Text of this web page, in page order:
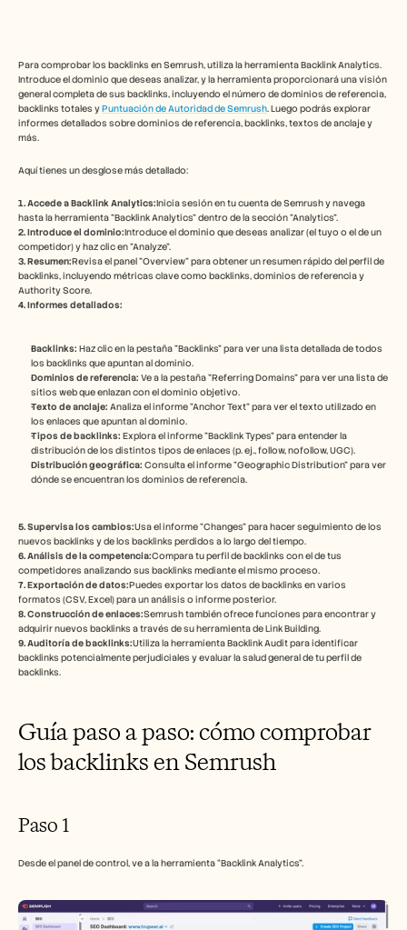
Para comprobar los backlinks en Semrush, utiliza la herramienta Backlink Analytics.
Introduce el dominio que deseas analizar, y la herramienta proporcionará una visión
general completa de sus backlinks, incluyendo el número de dominios de referencia,
backlinks totales y Puntuación de Autoridad de Semrush. Luego podrás explorar
informes detallados sobre dominios de referencia, backlinks, textos de anclaje y
más.
Aquí tienes un desglose más detallado:
1. Accede a Backlink Analytics:Inicia sesión en tu cuenta de Semrush y navega
hasta la herramienta "Backlink Analytics" dentro de la sección "Analytics".
2. Introduce el dominio:Introduce el dominio que deseas analizar (el tuyo o el de un
competidor) y haz clic en "Analyze".
3. Resumen:Revisa el panel "Overview" para obtener un resumen rápido del perfil de
backlinks, incluyendo métricas clave como backlinks, dominios de referencia y
Authority Score.
4. Informes detallados:
Backlinks: Haz clic en la pestaña "Backlinks" para ver una lista detallada de todos
los backlinks que apuntan al dominio.
Dominios de referencia: Ve a la pestaña "Referring Domains" para ver una lista de
sitios web que enlazan con el dominio objetivo.
Texto de anclaje: Analiza el informe "Anchor Text" para ver el texto utilizado en
los enlaces que apuntan al dominio.
Tipos de backlinks: Explora el informe "Backlink Types" para entender la
distribución de los distintos tipos de enlaces (p. ej., follow, nofollow, UGC).
Distribución geográfica: Consulta el informe "Geographic Distribution" para ver
dónde se encuentran los dominios de referencia.
5. Supervisa los cambios:Usa el informe "Changes" para hacer seguimiento de los
nuevos backlinks y de los backlinks perdidos a lo largo del tiempo.
6. Análisis de la competencia:Compara tu perfil de backlinks con el de tus
competidores analizando sus backlinks mediante el mismo proceso.
7. Exportación de datos:Puedes exportar los datos de backlinks en varios
formatos (CSV, Excel) para un análisis o informe posterior.
8. Construcción de enlaces:Semrush también ofrece funciones para encontrar y
adquirir nuevos backlinks a través de su herramienta de Link Building.
9. Auditoría de backlinks:Utiliza la herramienta Backlink Audit para identificar
backlinks potencialmente perjudiciales y evaluar la salud general de tu perfil de
backlinks.
Guía paso a paso: cómo comprobar
los backlinks en Semrush
Paso 1
Desde el panel de control, ve a la herramienta “Backlink Analytics”.
Historias de clientes
Centro de ayuda
Precios
Empleo
CASOS DE USO
Gestión del cambio
Habilitación de ventas
Preventa
Marketing de producto
Formación
Reserva una demo